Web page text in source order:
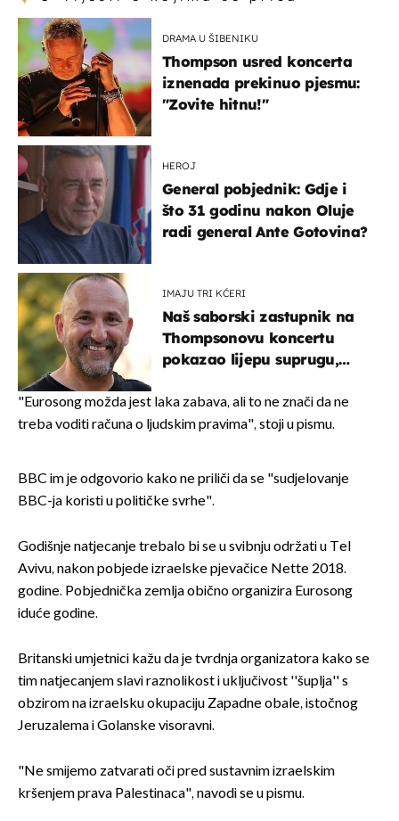
DRAMA U ŠIBENIKU
Thompson usred koncerta
iznenada prekinuo pjesmu:
"Zovite hitnu!"
HEROJ
General pobjednik: Gdje i
što 31 godinu nakon Oluje
radi general Ante Gotovina?
IMAJU TRI KĆERI
Naš saborski zastupnik na
Thompsonovu koncertu
pokazao lijepu suprugu,
javnost
"Eurosong možda jest laka zabava, ali to ne znači da ne
treba voditi računa o ljudskim pravima", stoji u pismu.
BBC im je odgovorio kako ne priliči da se "sudjelovanje
BBC-ja koristi u političke svrhe".
Godišnje natjecanje trebalo bi se u svibnju održati u Tel
Avivu, nakon pobjede izraelske pjevačice Nette 2018.
godine. Pobjednička zemlja obično organizira Eurosong
iduće godine.
Britanski umjetnici kažu da je tvrdnja organizatora kako se
tim natjecanjem slavi raznolikost i uključivost ''šuplja'' s
obzirom na izraelsku okupaciju Zapadne obale, istočnog
Jeruzalema i Golanske visoravni.
"Ne smijemo zatvarati oči pred sustavnim izraelskim
kršenjem prava Palestinaca", navodi se u pismu.